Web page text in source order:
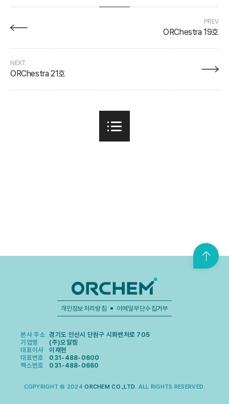
PREV
ORChestra 19호
NEXT
ORChestra 21호
맨
위
개인정보처리방침 이메일무단수집거부
본사 주소 경기도 안산시 단원구 시화벤처로 705
기업명
(주)오알켐
대표이사
이재현
대표번호
031-488-0600
팩스번호
031-488-0660
COPYRIGHT © 2024ORCHEM CO.,LTD. ALL RIGHTS RESERVED.